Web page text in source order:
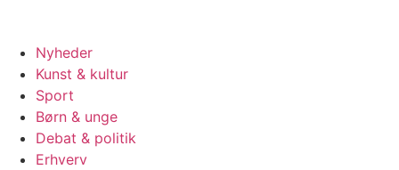
Nyheder
Kunst & kultur
Sport
Børn & unge
Debat & politik
Erhverv